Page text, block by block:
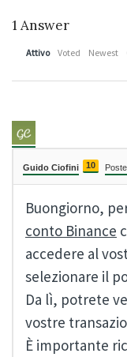
1 Answer
Attivo Voted Newest
Guido Ciofini 10
Buongiorno,
conto Binance
accedere al
selezionare il
Da lì, potrete
vostre
È importante